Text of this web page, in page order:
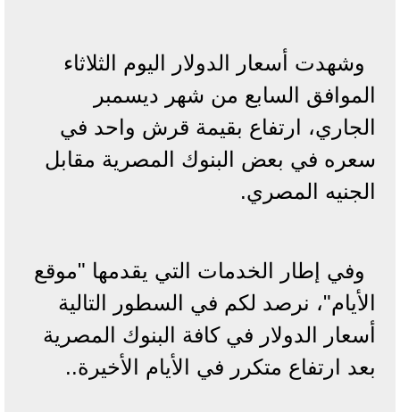
وشهدت أسعار الدولار اليوم الثلاثاء
الموافق السابع من شهر ديسمبر
الجاري، ارتفاع بقيمة قرش واحد في
سعره في بعض البنوك المصرية مقابل
الجنيه المصري.
وفي إطار الخدمات التي يقدمها "موقع
الأيام"، نرصد لكم في السطور التالية
أسعار الدولار في كافة البنوك المصرية
بعد ارتفاع متكرر في الأيام الأخيرة..